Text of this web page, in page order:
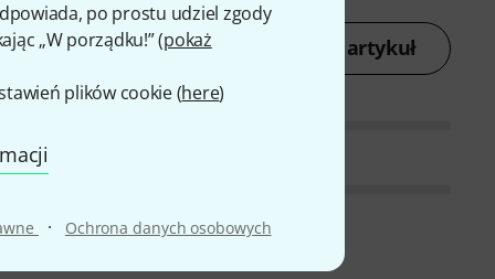
po prostu udziel zgody
„W porządku!” (pokaż
plików cookie (here)
· Ochrona danych osobowych
Oceń artykuł